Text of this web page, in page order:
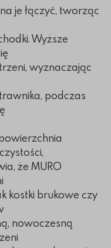
je łączyć, tworząc
Wyższe
wyznaczając
podczas
że MURO
kostki brukowe czy
nowoczesną